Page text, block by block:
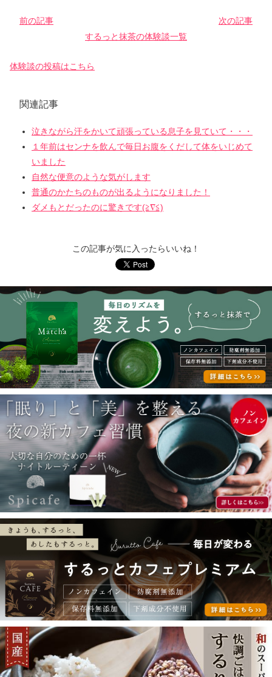
前の記事
次の記事
するっと抹茶の体験談一覧
体験談の投稿はこちら
関連記事
泣きながら汗をかいて頑張っている息子を見ていて・・・
１年前はセンナを飲んで毎日お腹をくだして体をいじめて
いました
自然な便意のような気がします
普通のかたちのものが出るようになりました！
ダメもとだったのに驚きです(≧∇≦)